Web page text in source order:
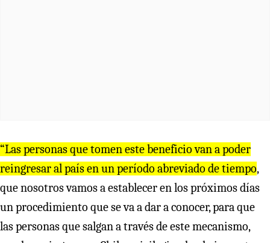
“Las personas que tomen este beneficio van a poder
reingresar al país en un período abreviado de tiempo,
que nosotros vamos a establecer en los próximos días
un procedimiento que se va a dar a conocer, para que
las personas que salgan a través de este mecanismo,